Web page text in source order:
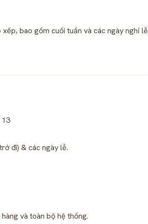
bao gồm cuối tuần và các ngày nghỉ lễ
13
đi) & các ngày lễ.
và toàn bộ hệ thống.